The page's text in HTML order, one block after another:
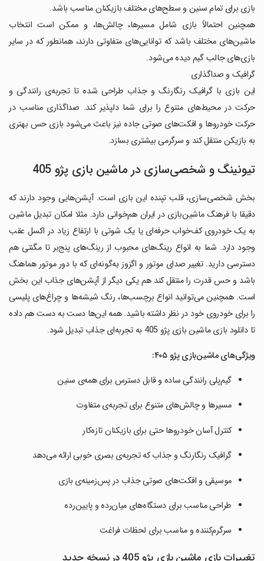
بازی برای تمام سنین و سطح‌های مختلف بازیکنان مناسب باشد.
همچنین احتمالاً بازی شامل مسیرها، چالش‌ها، و ممکن است انتخاب
ماشین‌های مختلف باشد که توانایی‌های متفاوتی دارند، همانطور که در سایر
بازی‌های جالب گیم دیده می‌شود.
گرافیک و صداگذاری
این بازی با گرافیک رنگارنگ و جذاب طراحی شده تا تجربه‌ی رانندگی و
حرکت در محیط‌های متنوع را برای شما دلپذیر کند. صداگذاری مناسب در
حرکت خودروها و افکت‌های صوتی جاده نیز باعث می‌شود بازی حس بهتری
به بازیکن منتقل کند و سرگرمی بیشتری بسازد.
تیونینگ و شخصی‌سازی در ماشین بازی پژو 405
بخش شخصی‌سازی، قلب تپنده این بازی است. آپشن‌هایی وجود دارند که
دقیقا با فرهنگ ماشین‌بازی در ایران هم‌خوانی دارد. مثلا امکان تبدیل ماشین
به یک خودروی کف‌خواب حرفه‌ای یا یک شوتی با ارتفاع زیاد در اکسل عقب
وجود دارد. شما به انواع رینگ‌های محبوب از رینگ‌های پنج‌بر تا مگنتی هم
دسترسی دارید. تغییر صدای موتور و اگزوز به‌گونه‌ای که با دور موتور هماهنگ
باشد و حس قدرت را منتقل کند هم یکی دیگر از آپشن‌های جذاب این بخش
است. همچنین می‌توانید انواع برچسب‌ها، رنگ شیشه‌ها و چراغ‌های پلیسی
را برای خودروی خود در نظر داشته باشید. همه این‌ها دست به دست هم داده
تا دانلود بازی ماشین بازی پژو 405 به تجربه‌ای جذاب تبدیل شود.
ویژگی‌هایماشین‌بازی پژو۴۰۵:
گیم‌پلی رانندگی ساده و قابل دسترس برای همه‌ی سنین
مسیرها و چالش‌های متنوع برای تجربه‌ی متفاوت
کنترل آسان خودروها حتی برای بازیکنان تازه‌کار
گرافیک رنگارنگ و جذاب که تجربه‌ی بصری خوبی ارائه می‌دهد
موسیقی و افکت‌های صوتی جذاب در پس‌زمینه‌ی بازی
طراحی مناسب برای دستگاه‌های میان‌رده و پایین‌رده
سرگرم‌کننده و مناسب برای لحظات فراغت
تغییرات بازی ‏ماشین بازی پژو 405 در نسخه جدید